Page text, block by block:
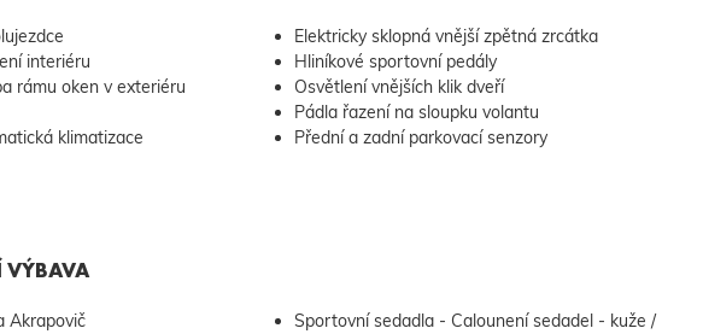
interiéru
rámu oken v exteriéru
klimatizace
Elektricky sklopná vnější zpětná zrcátka
Hliníkové sportovní pedály
Osvětlení vnějších klik dveří
Pádla řazení na sloupku volantu
Přední a zadní parkovací senzory
VÝBAVA
Akrapovič
Sportovní sedadla - Calounení sedadel - kuže /